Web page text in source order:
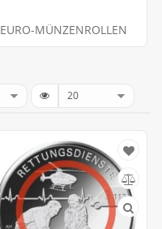
EURO-MÜNZENROLLEN